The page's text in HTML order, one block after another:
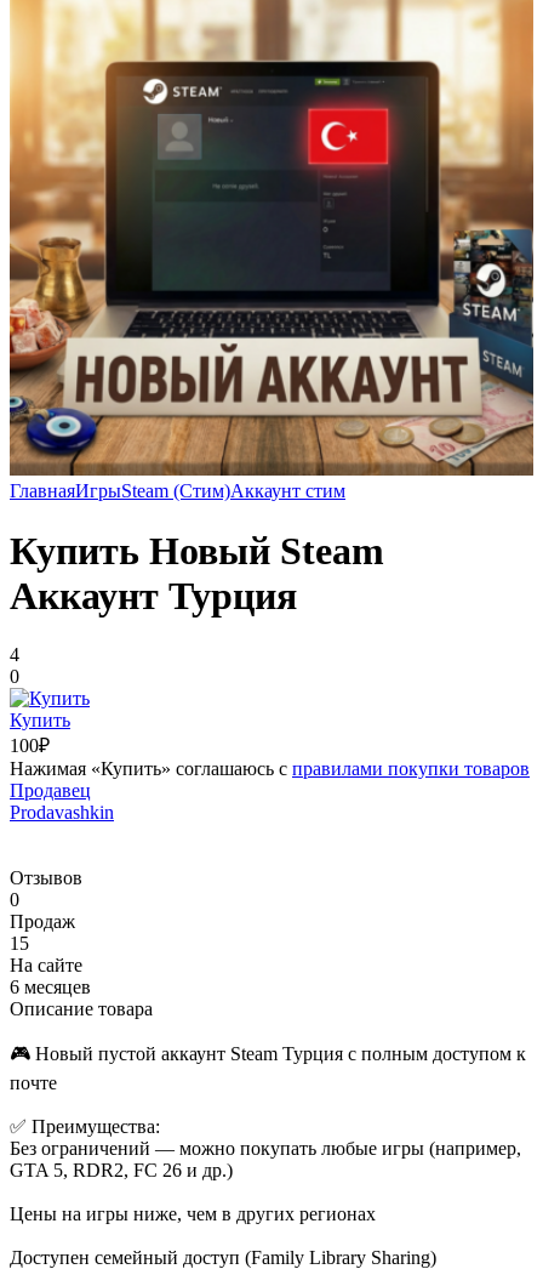
ГлавнаяИгрыSteam (Стим)Аккаунт стим
Купить Новый Steam
Аккаунт Турция
4
0
Купить
100₽
Нажимая «Купить» соглашаюсь с правилами покупки товаров
Продавец
Prodavashkin
Отзывов
0
Продаж
15
На сайте
6 месяцев
Описание товара
🎮 Новый пустой аккаунт Steam Турция с полным доступом к
почте
✅ Преимущества:
Без ограничений — можно покупать любые игры (например,
GTA 5, RDR2, FC 26 и др.)
Цены на игры ниже, чем в других регионах
Доступен семейный доступ (Family Library Sharing)